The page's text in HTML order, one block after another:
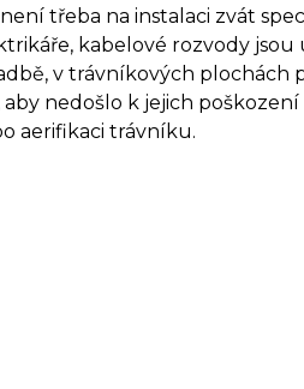
třeba na instalaci zvát
kabelové rozvody jsou
v trávníkových plochách
aby nedošlo k jejich
aerifikaci trávníku.